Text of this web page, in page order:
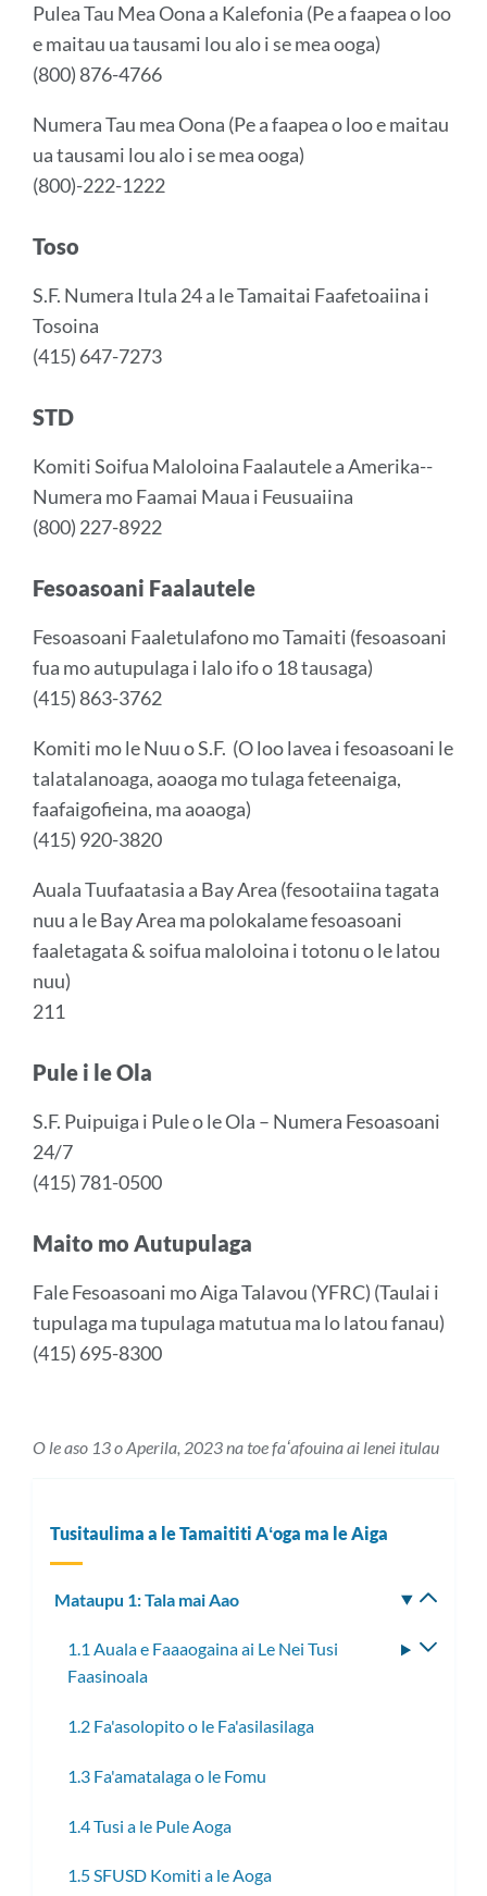
Pulea Tau Mea Oona a Kalefonia (Pe a faapea o loo
e maitau ua tausami lou alo i se mea ooga)
(800) 876-4766
Numera Tau mea Oona (Pe a faapea o loo e maitau
ua tausami lou alo i se mea ooga)
(800)-222-1222
Toso
S.F. Numera Itula 24 a le Tamaitai Faafetoaiina i
Tosoina
(415) 647-7273
STD
Komiti Soifua Maloloina Faalautele aAmerika--
Numera mo Faamai Maua i Feusuaiina
(800) 227-8922
Fesoasoani Faalautele
Fesoasoani Faaletulafono mo Tamaiti (fesoasoani
fua mo autupulaga i lalo ifo o 18 tausaga)
(415) 863-3762
Komiti mo le Nuu o S.F. (O loo lavea i fesoasoani le
talatalanoaga, aoaoga mo tulaga feteenaiga,
faafaigofieina, ma aoaoga)
(415) 920-3820
Auala Tuufaatasia a Bay Area (fesootaiina tagata
nuu a le Bay Area ma polokalame fesoasoani
faaletagata & soifua maloloina i totonu o le latou
nuu)
211
Pule i le Ola
S.F. Puipuiga i Pule o le Ola – Numera Fesoasoani
24/7
(415) 781-0500
Maito mo Autupulaga
Fale Fesoasoani mo Aiga Talavou (YFRC) (Taulai i
tupulaga ma tupulaga matutua ma lo latou fanau)
(415) 695-8300
O le aso 13 o Aperila, 2023 na toe faʻafouina ai lenei itulau
Tusitaulima a le Tamaititi Aʻoga ma le Aiga
Mataupu 1: Tala mai Aao
1.1 Auala e Faaaogaina ai Le Nei Tusi
Faasinoala
1.2 Fa'asolopito o le Fa'asilasilaga
1.3 Fa'amatalaga o le Fomu
1.4 Tusi a le Pule Aoga
1.5 SFUSD Komiti a le Aoga